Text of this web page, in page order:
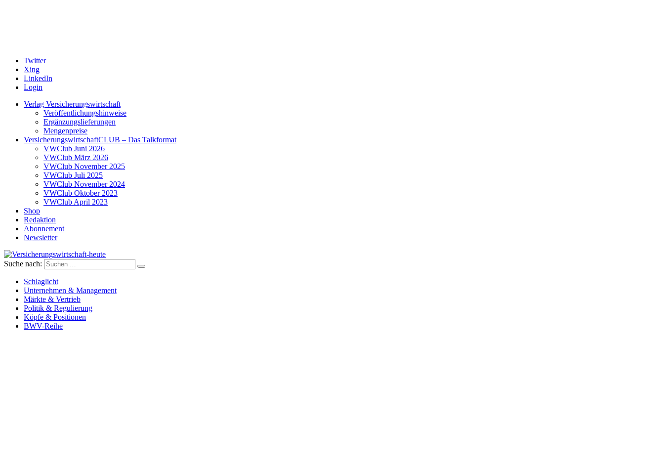
Twitter
Xing
LinkedIn
Login
Verlag Versicherungswirtschaft
Veröffentlichungshinweise
Ergänzungslieferungen
Mengenpreise
VersicherungswirtschaftCLUB – Das Talkformat
VWClub Juni 2026
VWClub März 2026
VWClub November 2025
VWClub Juli 2025
VWClub November 2024
VWClub Oktober 2023
VWClub April 2023
Shop
Redaktion
Abonnement
Newsletter
Versicherungswirtschaft-heute
Suche nach:
Schlaglicht
Unternehmen & Management
Märkte & Vertrieb
Politik & Regulierung
Köpfe & Positionen
BWV-Reihe